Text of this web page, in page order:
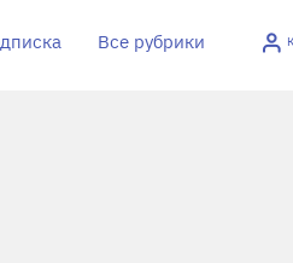
Все рубрики